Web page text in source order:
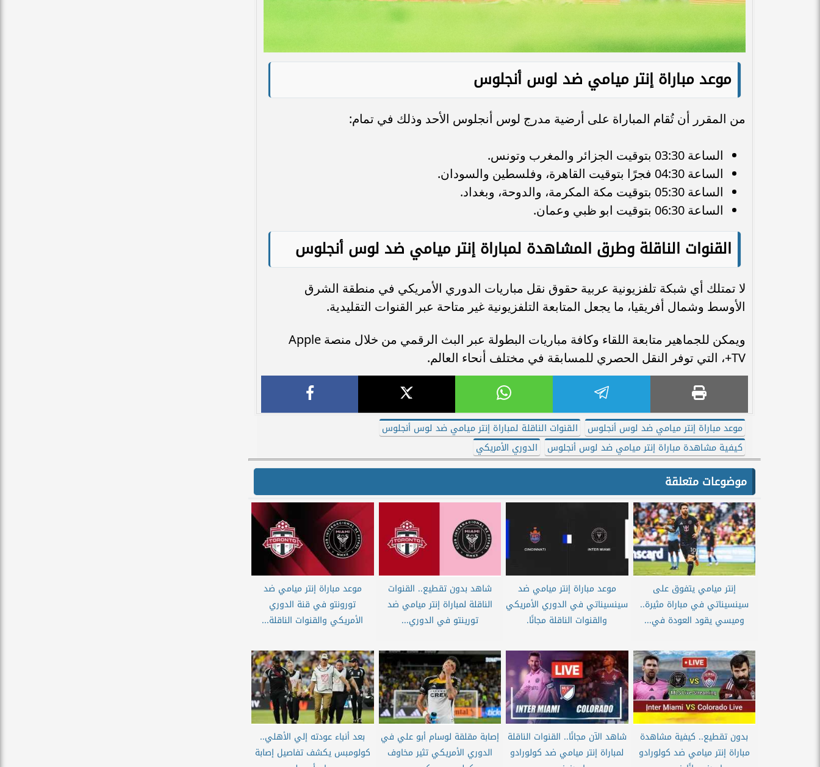
موعد مباراة إنتر ميامي ضد لوس أنجلوس
من المقرر أن تُقام المباراة على أرضية مدرج لوس أنجلوس الأحد وذلك في تمام:
الساعة 03:30 بتوقيت الجزائر والمغرب وتونس.
الساعة 04:30 فجرًا بتوقيت القاهرة، وفلسطين والسودان.
الساعة 05:30 بتوقيت مكة المكرمة، والدوحة، وبغداد.
الساعة 06:30 بتوقيت ابو ظبي وعمان.
القنوات الناقلة وطرق المشاهدة لمباراة إنتر ميامي ضد لوس أنجلوس
لا تمتلك أي شبكة تلفزيونية عربية حقوق نقل مباريات الدوري الأمريكي في منطقة الشرق
الأوسط وشمال أفريقيا، ما يجعل المتابعة التلفزيونية غير متاحة عبر القنوات التقليدية.
ويمكن للجماهير متابعة اللقاء وكافة مباريات البطولة عبر البث الرقمي من خلال منصة Apple
TV+، التي توفر النقل الحصري للمسابقة في مختلف أنحاء العالم.
موعد مباراة إنتر ميامي ضد لوس أنجلوس
القنوات الناقلة لمباراة إنتر ميامي ضد لوس أنجلوس
كيفية مشاهدة مباراة إنتر ميامي ضد لوس أنجلوس
الدوري الأمريكي
موضوعات متعلقة
إنتر ميامي يتفوق على
سينسيناتي في مباراة مثيرة..
وميسي يقود العودة في...
موعد مباراة إنتر ميامي ضد
سينسيناتي في الدوري الأمريكي
والقنوات الناقلة مجانًا.
شاهد بدون تقطيع.. القنوات
الناقلة لمباراة إنتر ميامي ضد
تورينتو في الدوري...
موعد مباراة إنتر ميامي ضد
تورونتو في قنة الدوري
الأمريكي والقنوات الناقلة...
بدون تقطيع.. كيفية مشاهدة
مباراة إنتر ميامي ضد كولورادو
شاهد الآن مجانًا.. القنوات الناقلة
لمباراة إنتر ميامي ضد كولورادو
إصابة مقلقة لوسام أبو علي في
الدوري الأمريكي تثير مخاوف
بعد أنباء عودته إلي الأهلي..
كولومبس يكشف تفاصيل إصابة